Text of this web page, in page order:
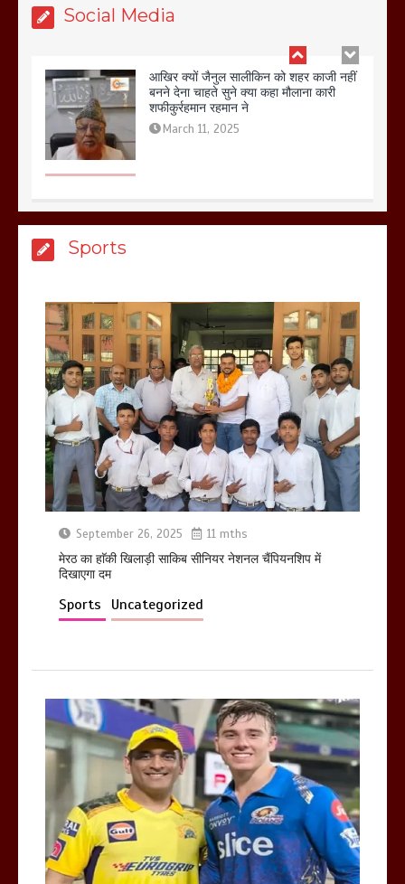
Social Media
बिजली विभाग से परेशान होकर बागपत में एक संत
ने सरकार को दी आमरण अनशन की चेतावनी
March 8, 2025
March 6, 2025
होलिका रखने पर लात मार कर होलिका को किया
तहस नहस,मोहल्ले वालों के साथ की गई गाली
गलोच ,कहा अगर रखी गई होली तो होगा खून
खराबा,
March 11, 2025
Sports
September 26, 2025 11 mths
मेरठ का हाॅकी खिलाड़ी साकिब सीनियर नेशनल चैंपियनशिप में
दिखाएगा दम
Sports Uncategorized